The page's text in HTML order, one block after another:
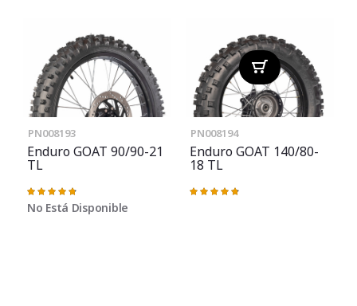
PN008193
Enduro GOAT 90/90-21
TL
Valoración:
97%
No Está Disponible
PN008194
Enduro GOAT 140/80-
18 TL
Valoración: